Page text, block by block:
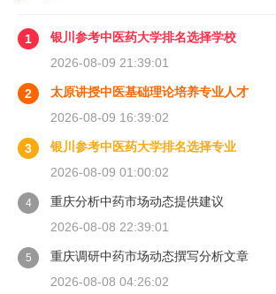
1
银川参考中医药大学排名选择学校
2026-08-09 21:39:01
2
太原讲授中医基础理论培养专业人才
2026-08-09 16:39:02
3
银川参考中医药大学排名选择专业
2026-08-09 01:00:02
4
重庆分析中药市场动态提供建议
2026-08-08 22:39:01
5
重庆调研中药市场动态撰写分析文章
2026-08-08 04:26:02